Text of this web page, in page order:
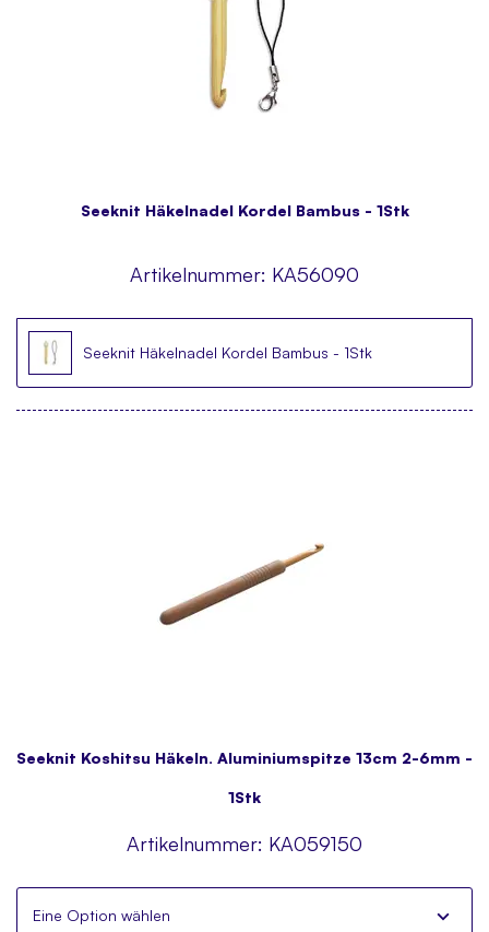
Seeknit Häkelnadel Kordel Bambus - 1Stk
Artikelnummer: KA56090
Seeknit Häkelnadel Kordel Bambus - 1Stk
Seeknit Koshitsu Häkeln. Aluminiumspitze 13cm 2-6mm -
1Stk
Artikelnummer: KA059150
Eine Option wählen